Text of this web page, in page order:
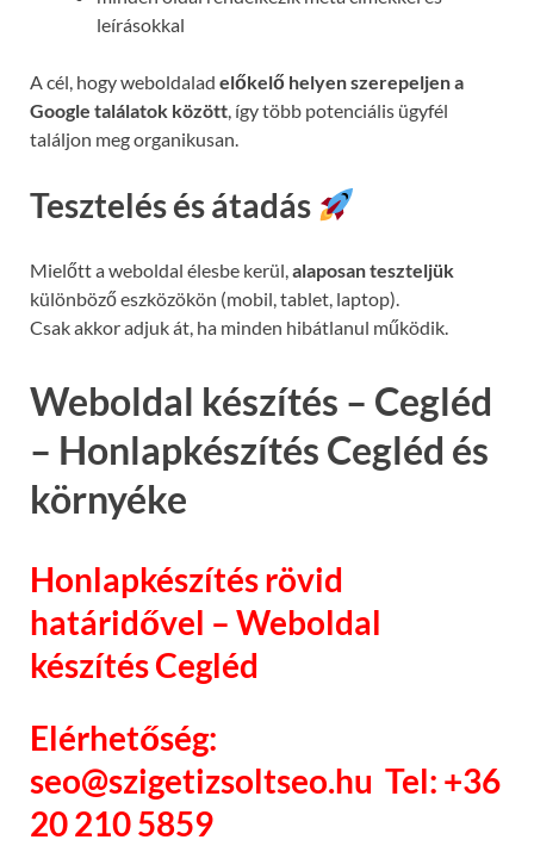
leírásokkal
A cél, hogy weboldalad előkelő helyen szerepeljen a
Google találatok között, így több potenciális ügyfél
találjon meg organikusan.
Tesztelés és átadás
Mielőtt a weboldal élesbe kerül,alaposan teszteljük
különböző eszközökön (mobil, tablet, laptop).
Csak akkor adjuk át, ha minden hibátlanul működik.
Weboldal készítés – Cegléd
– Honlapkészítés Cegléd és
környéke
Honlapkészítés rövid
határidővel – Weboldal
készítés Cegléd
Elérhetőség:
seo@szigetizsoltseo.hu Tel: +36
20 210 5859